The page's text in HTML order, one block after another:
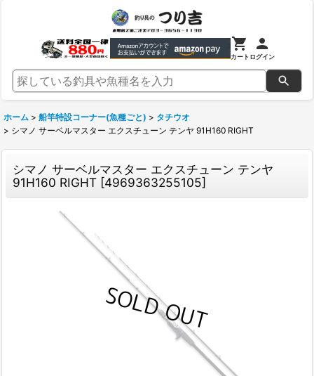
カートログイン
ホーム > 船竿特設コーナー(魚種ごと) > タチウオ
> シマノ サーベルマスター エクスチューン テンヤ 91H160 RIGHT
シマノ サーベルマスター エクスチューン テンヤ
91H160 RIGHT [4969363255105]